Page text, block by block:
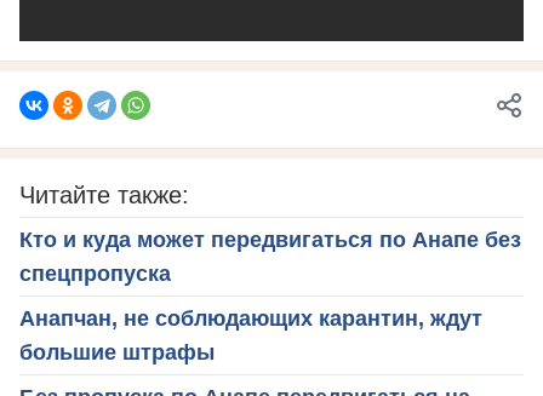
Читайте также:
Кто и куда может передвигаться по Анапе без
спецпропуска
Анапчан, не соблюдающих карантин, ждут
большие штрафы